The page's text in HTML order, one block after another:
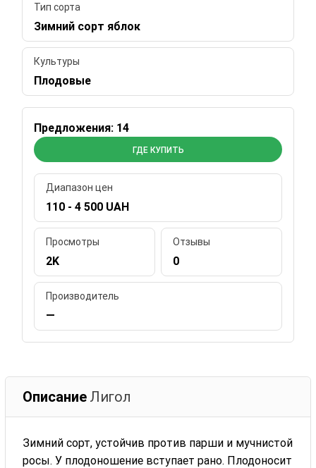
Тип сорта
Зимний сорт яблок
Культуры
Плодовые
Предложения: 14
ГДЕ КУПИТЬ
Диапазон цен
110 - 4 500 UAH
Просмотры
2K
Отзывы
0
Производитель
—
Описание Лигол
Зимний сорт, устойчив против парши и мучнистой
росы. У плодоношение вступает рано. Плодоносит